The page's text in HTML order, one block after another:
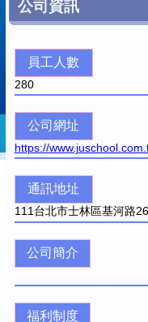
公司資訊
員工人數
280
公司網址
https://
通訊地址
111 台北市士林區基河路
公司簡介
福利制度